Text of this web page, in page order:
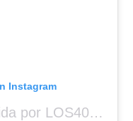
Instagram
Una publicación compartida por LOS40 Panamá (@los40panama)